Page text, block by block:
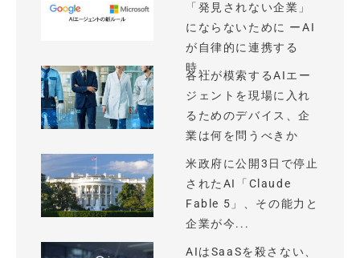
「発見されない企業」
にならないために ーAI
が自律的に連携する
時...
各社が模索するAIエー
ジェントを現場に入れ
るためのデバイス、企
業は何を問うべきか
米政府に公開3日で停止
されたAI「Claude
Fable 5」、その能力と
企業が今...
AIはSaaSを殺さない、